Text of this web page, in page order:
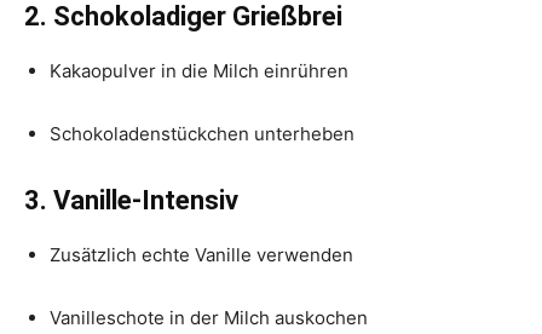
2. Schokoladiger Grießbrei
Kakaopulver in die Milch einrühren
Schokoladenstückchen unterheben
3. Vanille-Intensiv
Zusätzlich echte Vanille verwenden
Vanilleschote in der Milch auskochen